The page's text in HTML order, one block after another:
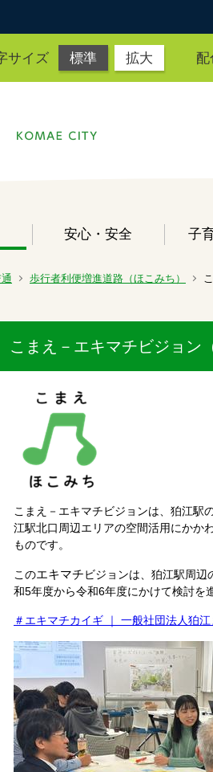
サイズ 標準 拡大 配
安心・安全 子
歩行者利便増進道路（ほこみち）
こまえ－エキマチビジョン
こまえ－エキマチビジョンは、狛江駅
江駅北口周辺エリアの空間活用にかか
ものです。
このエキマチビジョンは、狛江駅周
和5年度から令和6年度にかけて検討を
＃エキマチカイギ ｜ 一般社団法人狛